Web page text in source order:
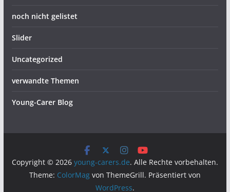
noch nicht gelistet
Slider
Uncategorized
verwandte Themen
Young-Carer Blog
Copyright © 2026 young-carers.de. Alle Rechte vorbehalten.
Theme: ColorMagvon ThemeGrill. Präsentiert von
WordPress.